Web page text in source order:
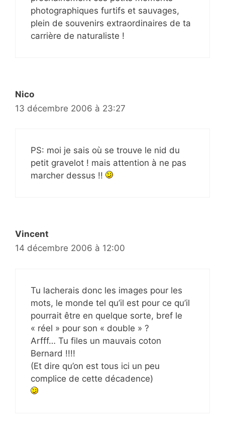
photographiques furtifs et sauvages,
plein de souvenirs extraordinaires de ta
carrière de naturaliste !
Nico
13 décembre 2006 à 23:27
PS: moi je sais où se trouve le nid du
petit gravelot ! mais attention à ne pas
marcher dessus !!
Vincent
14 décembre 2006 à 12:00
Tu lacherais donc les images pour les
mots, le monde tel qu’il est pour ce qu’il
pourrait être en quelque sorte, bref le
« réel » pour son « double » ?
Arfff… Tu files un mauvais coton
Bernard !!!!
(Et dire qu’on est tous ici un peu
complice de cette décadence)